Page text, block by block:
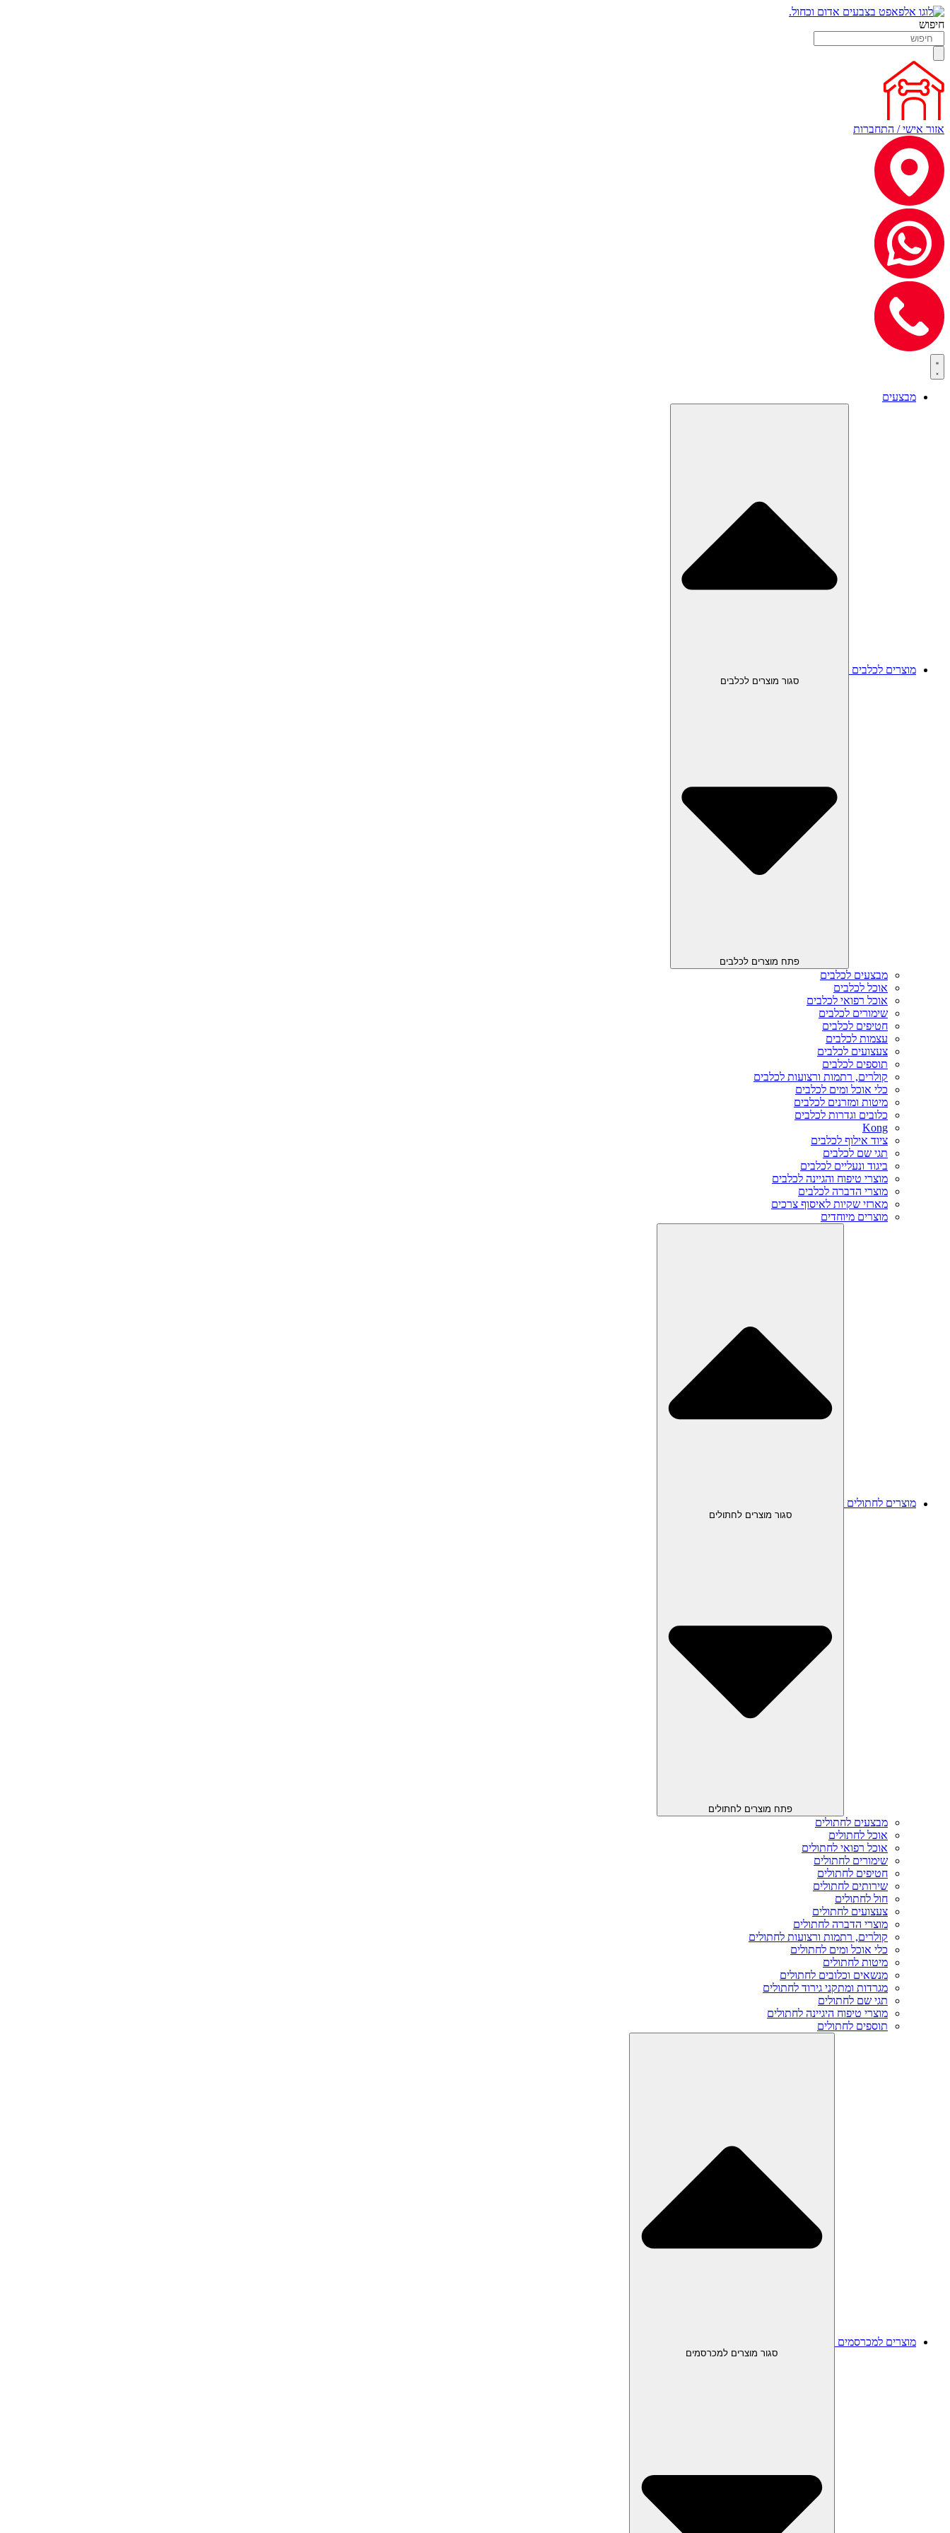
חיפוש
אזור אישי / התחברות
מבצעים
מוצרים לכלבים
סגור מוצרים לכלבים
פתח מוצרים לכלבים
מבצעים לכלבים
אוכל לכלבים
אוכל רפואי לכלבים
שימורים לכלבים
חטיפים לכלבים
עצמות לכלבים
צעצועים לכלבים
תוספים לכלבים
קולרים, רתמות ורצועות לכלבים
כלי אוכל ומים לכלבים
מיטות ומזרנים לכלבים
כלובים וגדרות לכלבים
Kong
ציוד אילוף לכלבים
תגי שם לכלבים
ביגוד ונעליים לכלבים
מוצרי טיפוח והגיינה לכלבים
מוצרי הדברה לכלבים
מארזי שקיות לאיסוף צרכים
מוצרים מיוחדים
מוצרים לחתולים
סגור מוצרים לחתולים
פתח מוצרים לחתולים
מבצעים לחתולים
אוכל לחתולים
אוכל רפואי לחתולים
שימורים לחתולים
חטיפים לחתולים
שירותים לחתולים
חול לחתולים
צעצועים לחתולים
מוצרי הדברה לחתולים
קולרים, רתמות ורצועות לחתולים
כלי אוכל ומים לחתולים
מיטות לחתולים
מנשאים וכלובים לחתולים
מגרדות ומתקני גירוד לחתולים
תגי שם לחתולים
מוצרי טיפוח היגיינה לחתולים
תוספים לחתולים
מוצרים למכרסמים
סגור מוצרים למכרסמים